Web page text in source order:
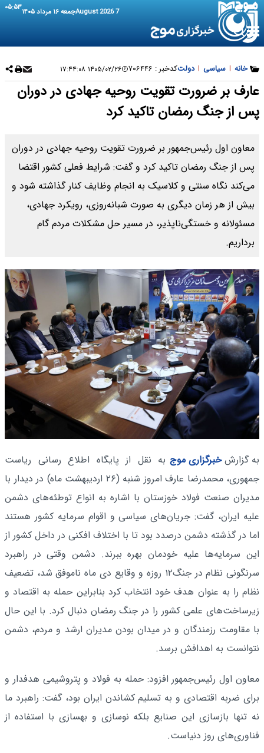
7 August 2026 جمعه ۱۶ مرداد ۱۴۰۵ ۰۵:۵۳
خانه | سیاسی | دولتکدخبر : ۷۰۶۴۴۶ ۱۴۰۵/۰۲/۲۶ ۱۷:۴۴:۰۸
عارف بر ضرورت تقویت روحیه جهادی در دوران
پس از جنگ رمضان تاکید کرد
معاون اول رئیس‌جمهور بر ضرورت تقویت روحیه جهادی در دوران
پس از جنگ رمضان تاکید کرد و گفت: شرایط فعلی کشور اقتضا
می‌کند نگاه سنتی و کلاسیک به انجام وظایف کنار گذاشته شود و
بیش از هر زمان دیگری به صورت شبانه‌روزی، رویکرد جهادی،
مسئولانه و خستگی‌ناپذیر، در مسیر حل مشکلات مردم گام
برداریم.
به گزارشخبرگزاری موج به نقل از پایگاه اطلاع رسانی ریاست
جمهوری، محمدرضا عارف امروز شنبه (۲۶ اردیبهشت ماه) در دیدار با
مدیران صنعت فولاد خوزستان با اشاره به انواع توطئه‌های دشمن
علیه ایران، گفت: جریان‌های سیاسی و اقوام سرمایه کشور هستند
اما در گذشته دشمن درصدد بود تا با اختلاف افکنی در داخل کشور از
این سرمایه‌ها علیه خودمان بهره ببرند. دشمن وقتی در راهبرد
سرنگونی نظام در جنگ۱۲ روزه و وقایع دی ماه ناموفق شد، تضعیف
نظام را به عنوان هدف خود انتخاب کرد بنابراین حمله به اقتصاد و
زیرساخت‌های علمی کشور را در جنگ رمضان دنبال کرد. با این حال
با مقاومت رزمندگان و در میدان بودن مدیران ارشد و مردم، دشمن
نتوانست به اهدافش برسد.
معاون اول رئیس‌جمهور افزود: حمله به فولاد و پتروشیمی هدفدار و
برای ضربه اقتصادی و به تسلیم کشاندن ایران بود، گفت: راهبرد ما
نه تنها بازسازی این صنایع بلکه نوسازی و بهسازی با استفاده از
فناوری‌های روز دنیاست.